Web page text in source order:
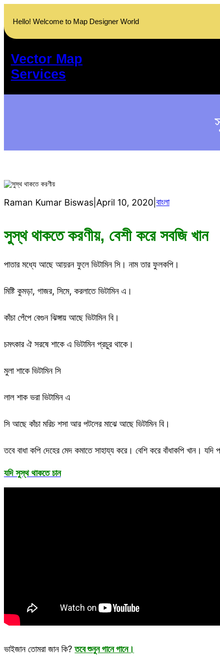
content
Hello! Welcome to Map Designer World
Vector Map
Services
Raman Kumar Biswas April 10, 2020 বাংলা
সুস্থ থাকতে করণীয়, বেশী করে সবজি খান
পাতার মধ্যে আছে আয়রন ফুলে ভিটামিন সি। নাম তার ফুলকপি।
মিষ্টি কুমড়া, গাজর, সিমে, করলাতে ভিটামিন এ।
কাঁচা পেঁপে বেগুন ঝিঙ্গায় আছে ভিটামিন বি।
চমৎকার ঐ সরষে শাকে এ ভিটামিন প্রচুর থাকে।
মুলা শাকে ভিটামিন সি
লাল শাক ভরা ভিটামিন এ
সি আছে কাঁচা মরিচ শসা আর পটলের মাঝে আছে ভিটামিন বি।
তবে বাধা কপি দেহের মেদ কমাতে সাহায্য করে। বেশি করে বাঁধাকপি খান। যদি
যদি সুস্থ থাকতে চান
ভাইজান তোমরা জান কি?তবে শুনুন গানে গানে।